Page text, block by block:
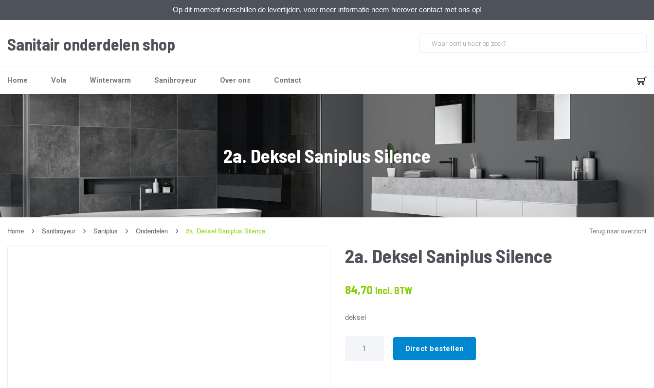
Op dit moment verschillen de levertijden, voor meer informatie neem hierover contact met ons op!
Sanitair onderdelen shop
Home Vola Winterwarm Sanibroyeur Over ons Contact
2a. Deksel Saniplus Silence
Home Sanibroyeur Saniplus Onderdelen 2a. Deksel Saniplus Silence Terug naar overzicht
2a. Deksel Saniplus Silence
84,70 Incl. BTW
deksel
Deksel
Direct bestellen